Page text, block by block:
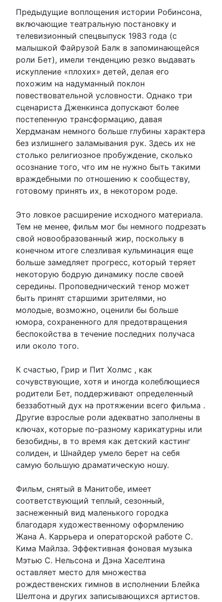
Предыдущие воплощения истории Робинсона,
включающие театральную постановку и
телевизионный спецвыпуск 1983 года (с
малышкой Файрузой Балк в запоминающейся
роли Бет), имели тенденцию резко выдавать
искупление «плохих» детей, делая его
похожим на надуманный поклон
повествовательной условности. Однако три
сценариста Дженкинса допускают более
постепенную трансформацию, давая
Хердманам немного больше глубины характера
без излишнего заламывания рук. Здесь их не
столько религиозное пробуждение, сколько
осознание того, что им не нужно быть такими
враждебными по отношению к сообществу,
готовому принять их, в некотором роде.
Это ловкое расширение исходного материала.
Тем не менее, фильм мог бы немного подрезать
свой новообразованный жир, поскольку в
конечном итоге слезливая кульминация еще
больше замедляет прогресс, который теряет
некоторую бодрую динамику после своей
середины. Проповеднический тенор может
быть принят старшими зрителями, но
молодые, возможно, оценили бы больше
юмора, сохраненного для предотвращения
беспокойства в течение последних получаса
или около того.
К счастью, Грир и Пит Холмс , как
сочувствующие, хотя и иногда колеблющиеся
родители Бет, поддерживают определенный
беззаботный дух на протяжении всего фильма .
Другие взрослые роли адекватно заполнены в
ключах, которые по-разному карикатурны или
безобидны, в то время как детский кастинг
солиден, и Шнайдер умело берет на себя
самую большую драматическую ношу.
Фильм, снятый в Манитобе, имеет
соответствующий теплый, сезонный,
заснеженный вид маленького городка
благодаря художественному оформлению
Жана А. Каррьера и операторской работе С.
Кима Майлза. Эффективная фоновая музыка
Мэтью С. Нельсона и Дэна Хаселтина
оставляет место для множества
рождественских гимнов в исполнении Блейка
Шелтона и других записывающихся артистов.